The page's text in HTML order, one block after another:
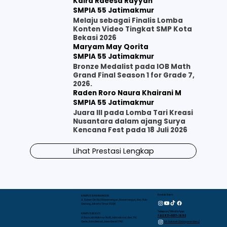
SMPIA 55 Jatimakmur
Melaju sebagai Finalis Lomba
Konten Video Tingkat SMP Kota
Bekasi 2026
Maryam May Qorita
SMPIA 55 Jatimakmur
Bronze Medalist pada IOB Math
Grand Final Season 1 for Grade 7,
2026.
Raden Roro Naura Khairani M
SMPIA 55 Jatimakmur
Juara III pada Lomba Tari Kreasi
Nusantara dalam ajang Surya
Kencana Fest pada 18 Juli 2026
Lihat Prestasi Lengkap
KAMPUS RAWAMANGUN
Jl. Sunan Giri No.1 Rawamangun, Rawamangun, Kec. Pulo
Gadung, Jakarta Timur 13220
KAMPUS BEKASI
Jl. Raya Jati Makmur No.10, Jatimakmur, Kec. Pd.
Gede, Kota Bekasi, Jawa Barat 17413
Kontak Kami
Telepon/WhatsApp
+62 817-0337-1952
RA Sakinah (Kebayoran Baru)